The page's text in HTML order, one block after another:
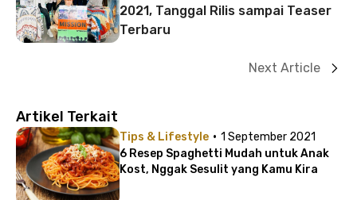
2021, Tanggal Rilis sampai Teaser
Terbaru
Next Article
Artikel Terkait
Tips & Lifestyle · 1 September 2021
6 Resep Spaghetti Mudah untuk Anak
Kost, Nggak Sesulit yang Kamu Kira